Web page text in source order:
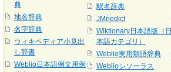
典
地名辞典
名字辞典
ウィキペディア小見出
し辞書
Weblio日本語例文用例
駅名辞典
JMnedict
Wiktionary日本語版（日
本語カテゴリ）
Weblio実用類語辞典
Weblioシソーラス